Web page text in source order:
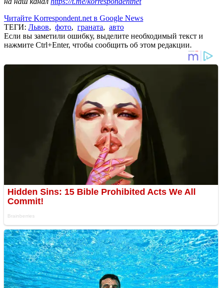
Читайте Korrespondent.net в Google News
ТЕГИ: Львов, фото, граната, авто
Если вы заметили ошибку, выделите необходимый текст и
нажмите Ctrl+Enter, чтобы сообщить об этом редакции.